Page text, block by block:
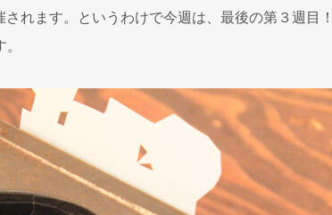
れます。というわけで今週は、最後の第３週目！